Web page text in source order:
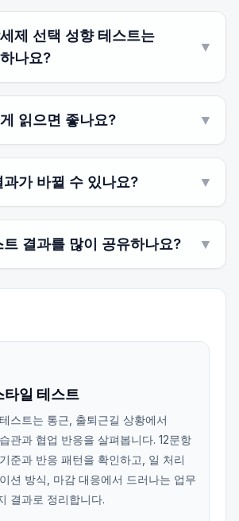
제 선택 성향 테스트는
나요?
▼
읽으면 좋나요? ▼
가 바뀔 수 있나요? ▼
결과를 많이 공유하나요? ▼
타일 테스트
스트는 통근, 출퇴근길 상황에서
관과 협업 반응을 살펴봅니다. 12문항
준과 반응 패턴을 확인하고, 일 처리
션 방식, 마감 대응에서 드러나는 업무
결과로 정리합니다.